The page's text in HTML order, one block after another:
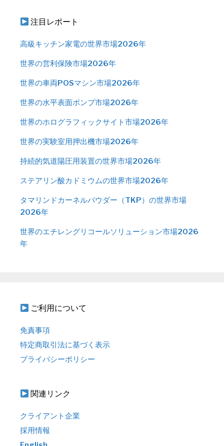
注目レポート
高級キッチン家電の世界市場2026年
世界の営利保険市場2026年
世界の車両POSマシン市場2026年
世界の水平表面ポンプ市場2026年
世界のホログラフィックサイト市場2026年
世界の実験室用押出機市場2026年
持続的気道陽圧用装置の世界市場2026年
ステアリン酸カドミウムの世界市場2026年
タマリンドカーネルパウダー（TKP）の世界市場
2026年
世界のエチレングリコールソリューション市場2026
年
ご利用について
免責事項
特定商取引法に基づく表示
プライバシーポリシー
関連リンク
クライアント企業
採用情報